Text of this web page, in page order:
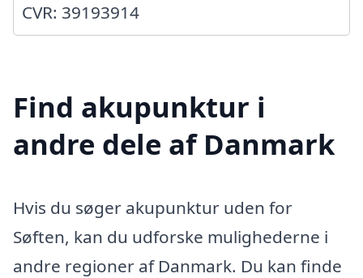
CVR: 39193914
Find akupunktur i
andre dele af Danmark
Hvis du søger akupunktur uden for
Søften, kan du udforske mulighederne i
andre regioner af Danmark. Du kan finde